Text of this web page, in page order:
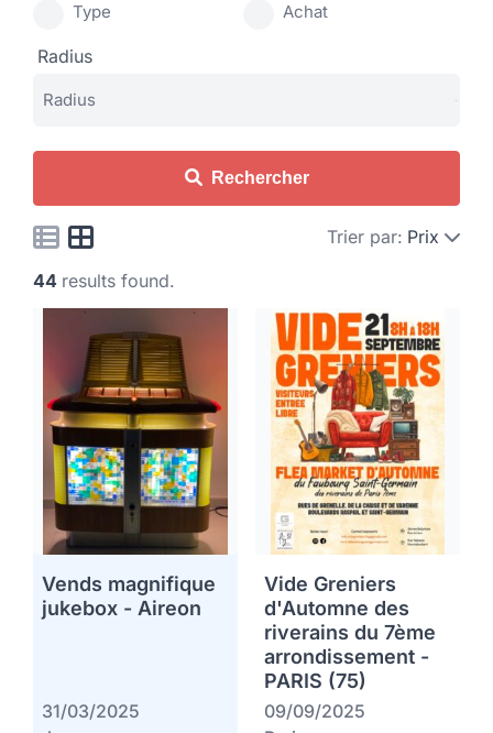
Type Achat
Radius
Rechercher
Trier par: Prix
44 results found.
Vends magnifique
jukebox - Aireon
31/03/2025
Vide Greniers
d'Automne des
riverains du 7ème
arrondissement -
PARIS (75)
09/09/2025